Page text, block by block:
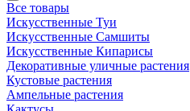
Все товары
Искусственные Туи
Искусственные Самшиты
Искусственные Кипарисы
Декоративные уличные растения
Кустовые растения
Ампельные растения